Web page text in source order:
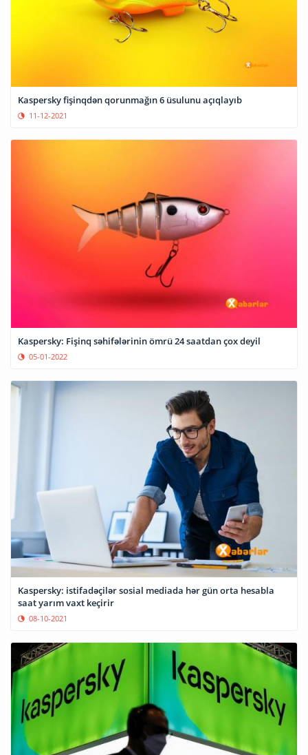
Kaspersky fişinqdən qorunmağın 6 üsulunu açıqlayıb
11-12-2021
Kaspersky: Fişinq səhifələrinin ömrü 24 saatdan çox deyil
05-01-2022
Kaspersky: istifadəçilər sosial mediada hər gün orta hesabla
saat yarım vaxt keçirir
08-10-2021